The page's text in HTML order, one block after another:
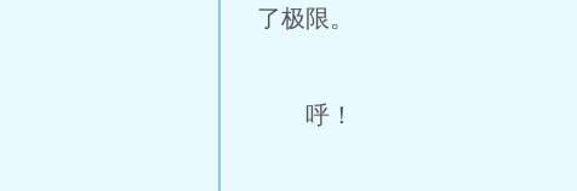
了极限。
呼！